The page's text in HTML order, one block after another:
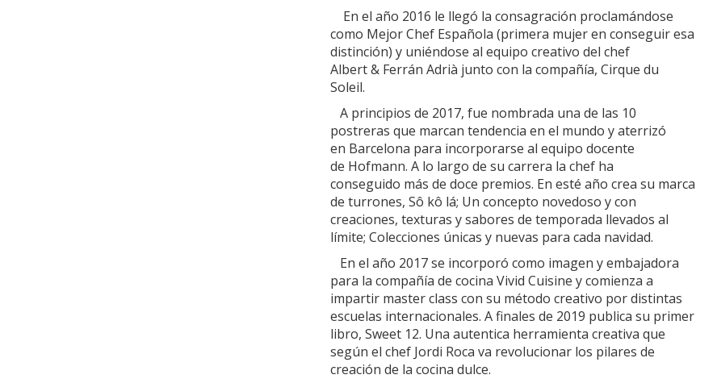
En el año 2016 le llegó la consagración proclamándose
como Mejor Chef Española (primera mujer en conseguir esa
distinción) y uniéndose al equipo creativo del chef
Albert & Ferrán Adrià junto con la compañía, Cirque du
Soleil.
A principios de 2017, fue nombrada una de las 10
postreras que marcan tendencia en el mundo y aterrizó
en Barcelona para incorporarse al equipo docente
de Hofmann. A lo largo de su carrera la chef ha
conseguido más de doce premios. En esté año crea su marca
de turrones, Sô kô lá; Un concepto novedoso y con
creaciones, texturas y sabores de temporada llevados al
límite; Colecciones únicas y nuevas para cada navidad.
En el año 2017 se incorporó como imagen y embajadora
para la compañía de cocina Vivid Cuisine y comienza a
impartir master class con su método creativo por distintas
escuelas internacionales. A finales de 2019 publica su primer
libro, Sweet 12. Una autentica herramienta creativa que
según el chef Jordi Roca va revolucionar los pilares de
creación de la cocina dulce.